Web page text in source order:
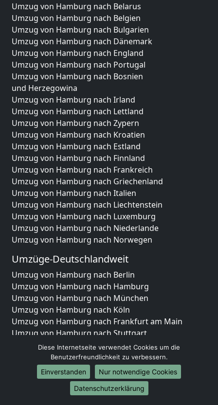
Umzug von Hamburg nach Belarus
Umzug von Hamburg nach Belgien
Umzug von Hamburg nach Bulgarien
Umzug von Hamburg nach Dänemark
Umzug von Hamburg nach England
Umzug von Hamburg nach Portugal
Umzug von Hamburg nach Bosnien
und Herzegowina
Umzug von Hamburg nach Irland
Umzug von Hamburg nach Lettland
Umzug von Hamburg nach Zypern
Umzug von Hamburg nach Kroatien
Umzug von Hamburg nach Estland
Umzug von Hamburg nach Finnland
Umzug von Hamburg nach Frankreich
Umzug von Hamburg nach Griechenland
Umzug von Hamburg nach Italien
Umzug von Hamburg nach Liechtenstein
Umzug von Hamburg nach Luxemburg
Umzug von Hamburg nach Niederlande
Umzug von Hamburg nach Norwegen
Umzüge-Deutschlandweit
Umzug von Hamburg nach Berlin
Umzug von Hamburg nach Hamburg
Umzug von Hamburg nach München
Umzug von Hamburg nach Köln
Umzug von Hamburg nach Frankfurt am Main
Umzug von Hamburg nach Stuttgart
Umzug von Hamburg nach Düsseldorf
Umzug von Hamburg nach Leipzig
Umzug von Hamburg nach Dortmund
Umzug von Hamburg nach Essen
Umzug von Hamburg nach Bremen
Diese Internetseite verwendet Cookies um die
Benutzerfreundlichkeit zu verbessern.
Einverstanden
Nur notwendige Cookies
Datenschutzerklärung